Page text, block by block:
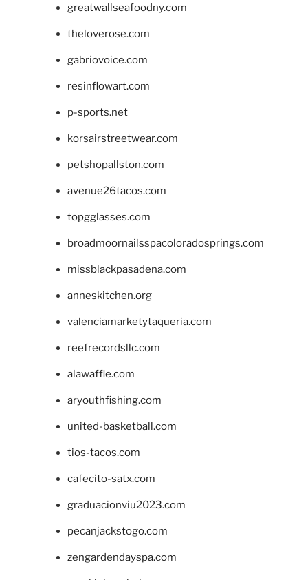
greatwallseafoodny.com
theloverose.com
gabriovoice.com
resinflowart.com
p-sports.net
korsairstreetwear.com
petshopallston.com
avenue26tacos.com
topgglasses.com
broadmoornailsspacoloradosprings.com
missblackpasadena.com
anneskitchen.org
valenciamarketytaqueria.com
reefrecordsllc.com
alawaffle.com
aryouthfishing.com
united-basketball.com
tios-tacos.com
cafecito-satx.com
graduacionviu2023.com
pecanjackstogo.com
zengardendayspa.com